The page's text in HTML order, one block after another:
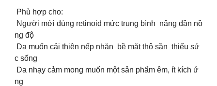
Phù hợp cho:
Người mới dùng retinoid mức trung bình nâng dần nồ
ng độ
Da muốn cải thiện nếp nhăn bề mặt thô sần thiếu sứ
c sống
Da nhạy cảm mong muốn một sản phẩm êm, ít kích ứ
ng